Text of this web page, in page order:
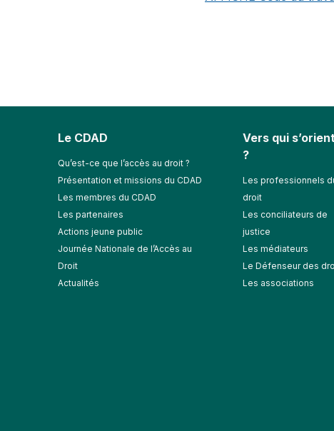
Le CDAD
Qu’est-ce que l’accès au droit ?
Présentation et missions du CDAD
Les membres du CDAD
Les partenaires
Actions jeune public
Journée Nationale de l’Accès au
Droit
Actualités
Vers qui
?
Les professionnels
droit
Les conciliateurs de
justice
Les médiateurs
Le Défenseur des
Les associations